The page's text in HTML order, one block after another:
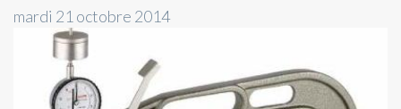
mardi 21 octobre 2014